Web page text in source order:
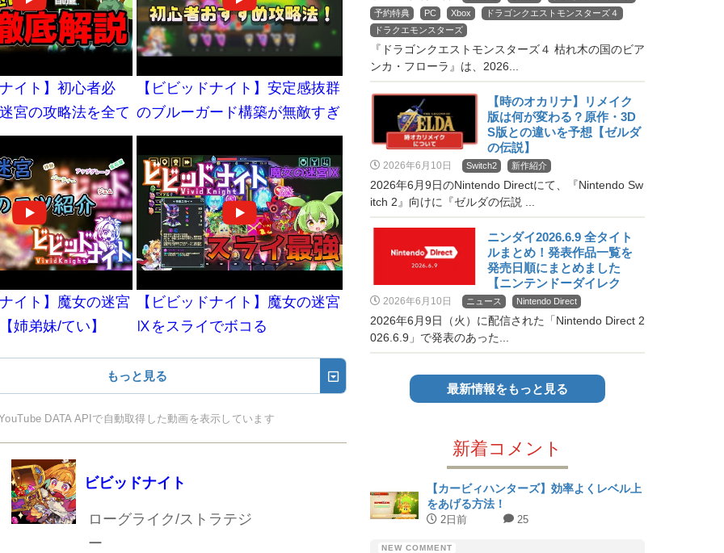
イト】初心者必
宮の攻略法を全て
んだもん】
【ビビッドナイト】安定感抜群
のブルーガード構築が無敵すぎ
たｗｗｗｗ【構築紹介】
イト】魔女の迷宮
姉弟妹/てい】
【ビビッドナイト】魔女の迷宮
Ⅸをスライでボコる
もっと見る
DATA APIで自動取得した動画を表示しています
ビビッドナイト
ローグライク/ストラテジ
ー
予約特典
PC Xbox
ドラゴンクエストモンスターズ４
ドラクエモンスターズ
『ドラゴンクエストモンスターズ４ 枯れ木の国のビア
ンカ・フローラ』は、2026...
【時のオカリナ】リメイク
版は何が変わる？原作・3D
S版との違いを予想【ゼルダ
の伝説】
2026年6月10日 Switch2 新作紹介
2026年6月9日のNintendo Directにて、『Nintendo Sw
itch 2』向けに『ゼルダの伝説 ...
ニンダイ2026.6.9 全タイト
ルまとめ！発表作品一覧を
発売日順にまとめました
【ニンテンドーダイレク
ト】
2026年6月10日 ニュース Nintendo Direct
2026年6月9日（火）に配信された「Nintendo Direct 2
026.6.9」で発表のあった...
最新情報をもっと見る
新着コメント
【カービィハンターズ】効率よくレベル上
をあげる方法！
2日前 25